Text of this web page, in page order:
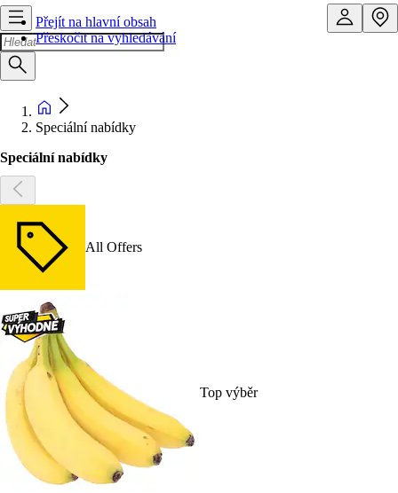
Přejít na hlavní obsah
Přeskočit na vyhledávání
Speciální nabídky
Speciální nabídky
All Offers
Top výběr